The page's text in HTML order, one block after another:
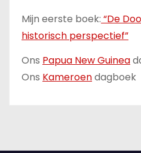
Mijn eerste boek: “De
historisch perspectief”
Ons Papua New Guinea
Ons Kameroendagboek